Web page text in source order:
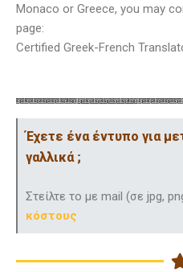
Monaco or Greece, you may
page:
Certified Greek-French
Έχετε ένα έντυπο για
γαλλικά ;
Στείλτε το με mail (σε jpg,
κόστους